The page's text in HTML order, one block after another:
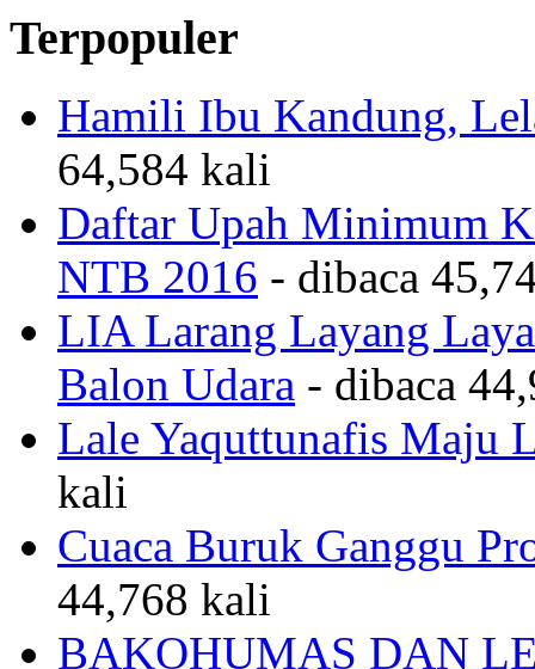
Terpopuler
Hamili Ibu Kandung,
64,584 kali
Daftar Upah Minimum
NTB 2016 - dibaca
LIA Larang Layang
Balon Udara - dibaca
Lale Yaquttunafis Maju
kali
Cuaca Buruk Ganggu
44,768 kali
BAKOHUMAS DAN